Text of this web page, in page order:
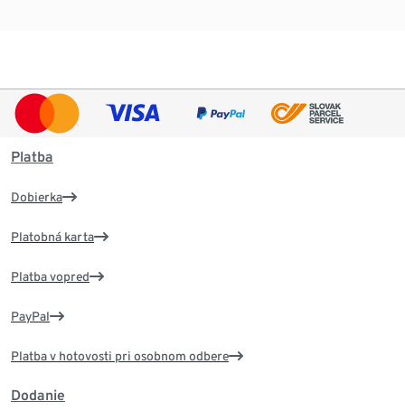
Platba
Dobierka
Platobná karta
Platba vopred
PayPal
Platba v hotovosti pri osobnom odbere
Dodanie